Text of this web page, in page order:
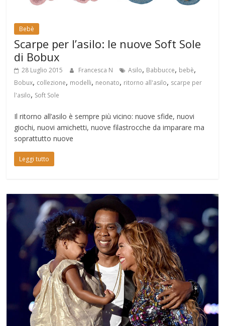
Bebè
Scarpe per l’asilo: le nuove Soft Sole
di Bobux
28 Luglio 2015 Francesca N Asilo, Babbucce, bebè,
Bobux, collezione, modelli, neonato, ritorno all'asilo, scarpe per
l'asilo, Soft Sole
Il ritorno all’asilo è sempre più vicino: nuove sfide, nuovi
giochi, nuovi amichetti, nuove filastrocche da imparare ma
soprattutto nuove
Leggi tutto